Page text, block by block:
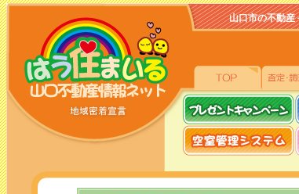
山口市の不動産－賃貸